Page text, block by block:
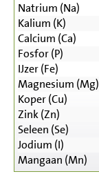
Natrium (Na)
Kalium (K)
Calcium (Ca)
Fosfor (P)
IJzer (Fe)
Magnesium (Mg)
Koper (Cu)
Zink (Zn)
Seleen (Se)
Jodium (I)
Mangaan (Mn)